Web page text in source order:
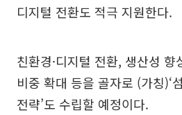
디지털 전환도 적극 지원한다.
친환경·디지털 전환, 생산성
비중 확대 등을 골자로 (가칭)‘
전략’도 수립할 예정이다.